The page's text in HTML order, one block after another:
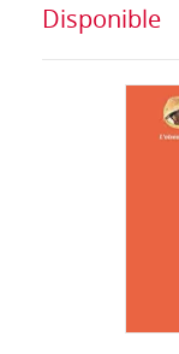
Disponible